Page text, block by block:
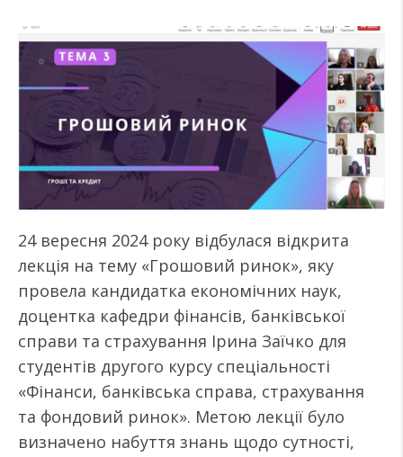
24 вересня 2024 року відбулася відкрита
лекція на тему «Грошовий ринок», яку
провела кандидатка економічних наук,
доцентка кафедри фінансів, банківської
справи та страхування Ірина Заїчко для
студентів другого курсу спеціальності
«Фінанси, банківська справа, страхування
та фондовий ринок». Метою лекції було
визначено набуття знань щодо сутності,